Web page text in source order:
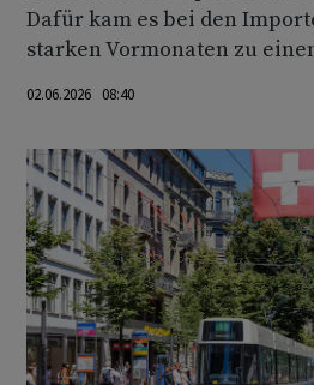
Dafür kam es bei den
starken Vormonaten zu
02.06.2026 08:40